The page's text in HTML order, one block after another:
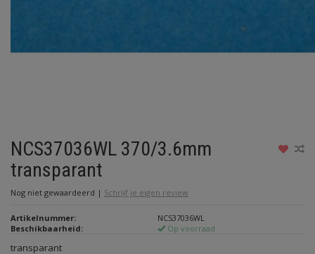
NCS37036WL 370/3.6mm
transparant
Nog niet gewaardeerd | Schrijf je eigen review
Artikelnummer:
NCS37036WL
Beschikbaarheid:
Op voorraad
transparant